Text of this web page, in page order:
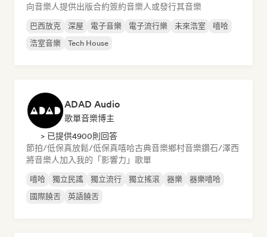
向音樂人提供出版合約簽約音樂人或發行其音樂
巴西放克 深屋 電子音樂 電子流行樂 未來浩室
嘻哈
浩室音樂
Tech House
ADAD Audio
歌單音樂博主
> 已提供4900則回答
節拍/低保真放鬆/低保真嘻哈古典音樂鄉村音樂鑽石/澤西
將音樂人加入我的「影響力」歌單
嘻哈 獨立民謠 獨立流行 獨立搖滾 器樂
器樂嘻哈
國際饒舌
英語饒舌